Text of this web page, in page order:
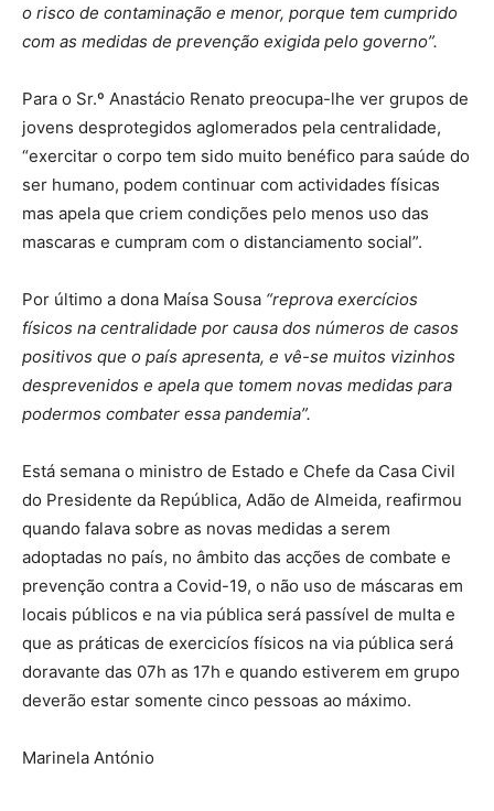
o risco de contaminação e menor, porque tem cumprido
com as medidas de prevenção exigida pelo governo”.
Para o Sr.º Anastácio Renato preocupa-lhe ver grupos de
jovens desprotegidos aglomerados pela centralidade,
“exercitar o corpo tem sido muito benéfico para saúde do
ser humano, podem continuar com actividades físicas
mas apela que criem condições pelo menos uso das
mascaras e cumpram com o distanciamento social”.
Por último a dona Maísa Sousa “reprova exercícios
físicos na centralidade por causa dos números de casos
positivos que o país apresenta, e vê-se muitos vizinhos
desprevenidos e apela que tomem novas medidas para
podermos combater essa pandemia”.
Está semana o ministro de Estado e Chefe da Casa Civil
do Presidente da República, Adão de Almeida, reafirmou
quando falava sobre as novas medidas a serem
adoptadas no país, no âmbito das acções de combate e
prevenção contra a Covid-19, o não uso de máscaras em
locais públicos e na via pública será passível de multa e
que as práticas de exercicíos físicos na via pública será
doravante das 07h as 17h e quando estiverem em grupo
deverão estar somente cinco pessoas ao máximo.
Marinela António